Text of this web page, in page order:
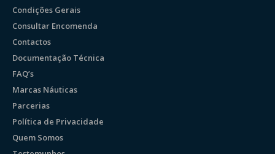
Condições Gerais
Consultar Encomenda
Contactos
Documentação Técnica
FAQ’s
Marcas Náuticas
Parcerias
Política de Privacidade
Quem Somos